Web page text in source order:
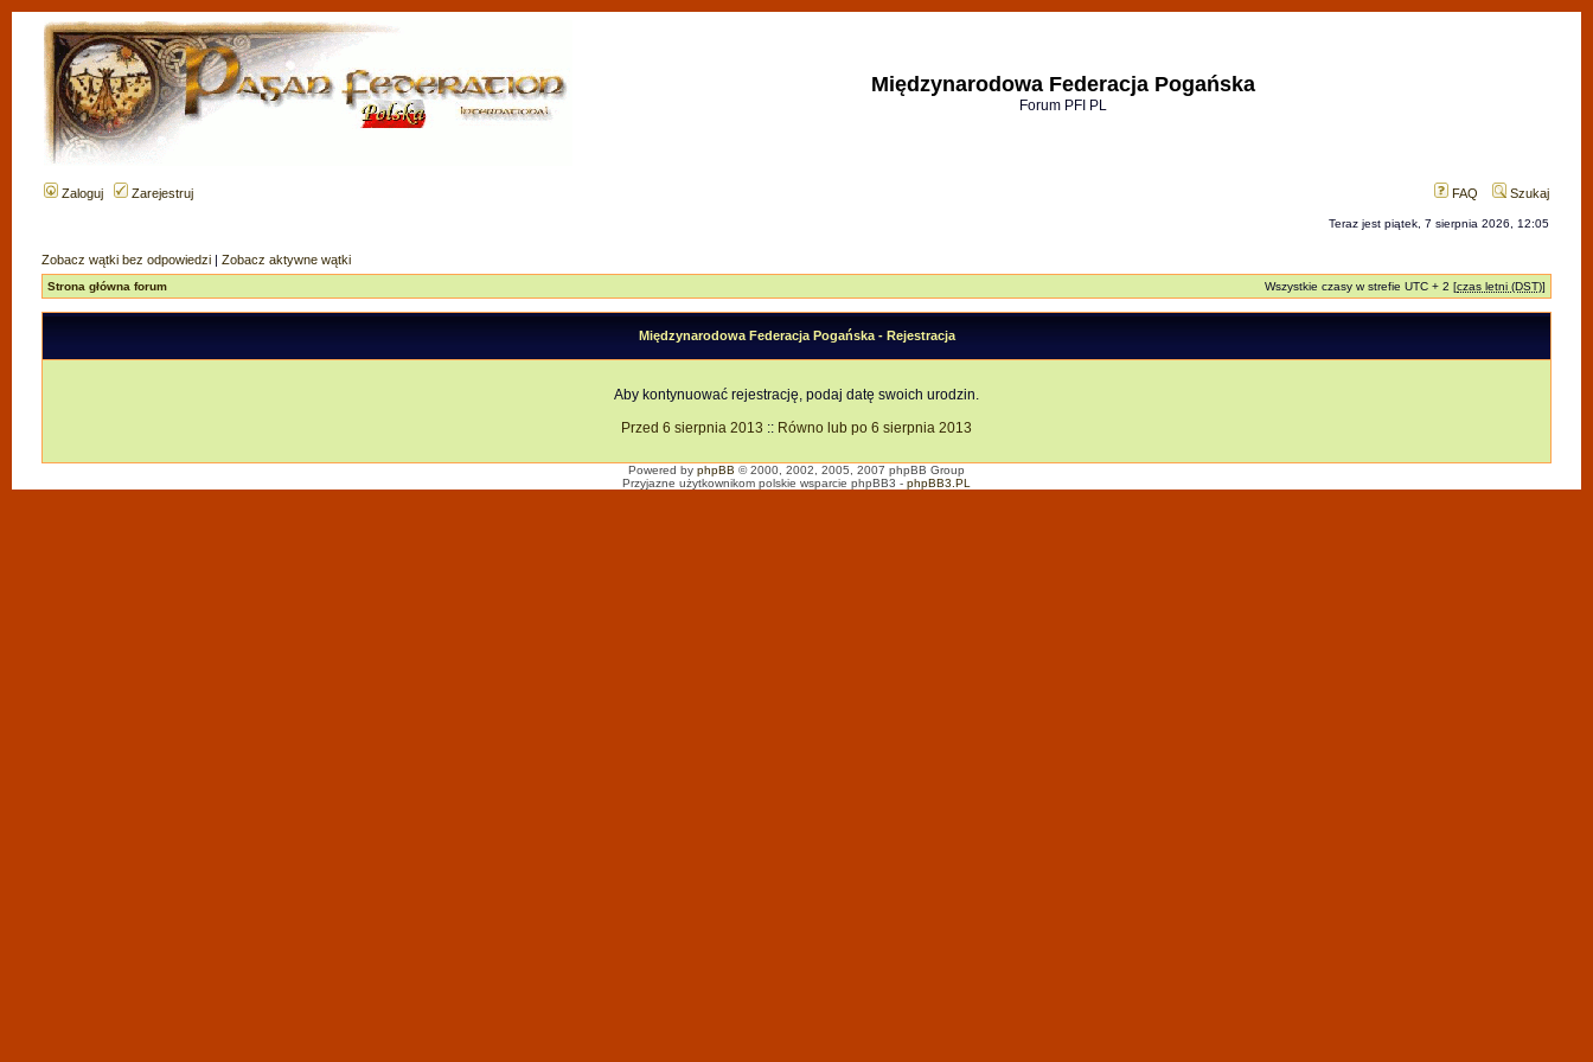
Międzynarodowa Federacja Pogańska
Forum PFI PL
Zaloguj Zarejestruj FAQ Szukaj
Teraz jest piątek, 7 sierpnia 2026, 12:05
Zobacz wątki bez odpowiedzi | Zobacz aktywne wątki
Strona główna forum Wszystkie czasy w strefie UTC + 2 [czas letni (DST)]
Międzynarodowa Federacja Pogańska - Rejestracja
Aby kontynuować rejestrację, podaj datę swoich urodzin.
Przed 6 sierpnia 2013 :: Równo lub po 6 sierpnia 2013
Powered by phpBB © 2000, 2002, 2005, 2007 phpBB Group
Przyjazne użytkownikom polskie wsparcie phpBB3 - phpBB3.PL